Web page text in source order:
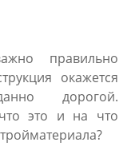
правильно
окажется
дорогой.
это и на что